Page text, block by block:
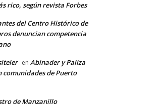
rico, según revista Forbes
del Centro Histórico de
denuncian competencia
en Abinader y Paliza
comunidades de Puerto
de Manzanillo